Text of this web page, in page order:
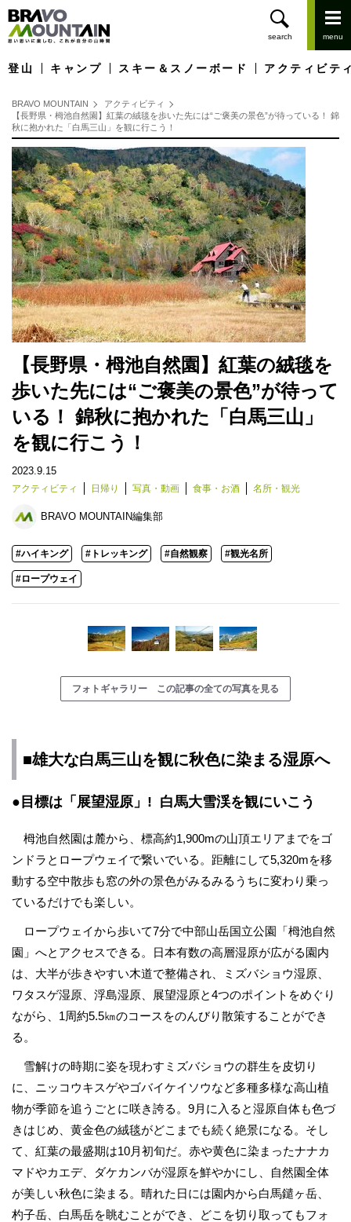
登山 キャンプ スキー＆スノーボード アクティビテ
BRAVO MOUNTAIN
アクティビティ
【長野県・栂池自然園】紅葉の絨毯を歩いた先には“ご褒美の景色”が待っている！ 錦
秋に抱かれた「白馬三山」を観に行こう！
【長野県・栂池自然園】紅葉の絨毯を
歩いた先には“ご褒美の景色”が待って
いる！ 錦秋に抱かれた「白馬三山」
を観に行こう！
2023.9.15
アクティビティ 日帰り 写真・動画 食事・お酒 名所・観光
BRAVO MOUNTAIN編集部
#ハイキング #トレッキング #自然観察 #観光名所
#ロープウェイ
フォトギャラリー この記事の全ての写真を見る
■雄大な白馬三山を観に秋色に染まる湿原へ
●目標は「展望湿原」! 白馬大雪渓を観にいこう
栂池自然園は麓から、標高約1,900mの山頂エリアまでをゴ
ンドラとロープウェイで繋いでいる。距離にして5,320mを移
動する空中散歩も窓の外の景色がみるみるうちに変わり乗っ
ているだけでも楽しい。
ロープウェイから歩いて7分で中部山岳国立公園「栂池自然
園」へとアクセスできる。日本有数の高層湿原が広がる園内
は、大半が歩きやすい木道で整備され、ミズバショウ湿原、
ワタスゲ湿原、浮島湿原、展望湿原と4つのポイントをめぐり
ながら、1周約5.5㎞のコースをのんびり散策することができ
る。
雪解けの時期に姿を現わすミズバショウの群生を皮切り
に、ニッコウキスゲやゴバイケイソウなど多種多様な高山植
物が季節を追うごとに咲き誇る。9月に入ると湿原自体も色づ
きはじめ、黄金色の絨毯がどこまでも続く絶景になる。そし
て、紅葉の最盛期は10月初旬だ。赤や黄色に染まったナナカ
マドやカエデ、ダケカンバが湿原を鮮やかにし、自然園全体
が美しい秋色に染まる。晴れた日には園内から白馬鑓ヶ岳、
杓子岳、白馬岳を眺むことができ、どこを切り取ってもフォ